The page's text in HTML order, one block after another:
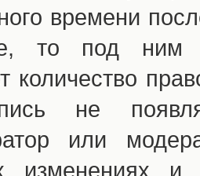
времени
то под ним
количество
не
или
изменениях